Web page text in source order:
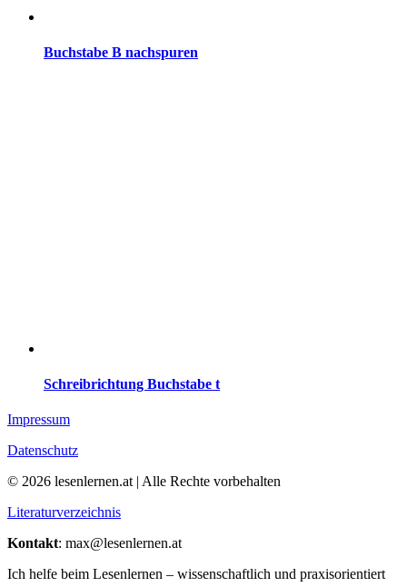
Buchstabe B nachspuren
Schreibrichtung Buchstabe t
Impressum
Datenschutz
© 2026 lesenlernen.at | Alle Rechte vorbehalten
Literaturverzeichnis
Kontakt: max@lesenlernen.at
Ich helfe beim Lesenlernen – wissenschaftlich und praxisorientiert